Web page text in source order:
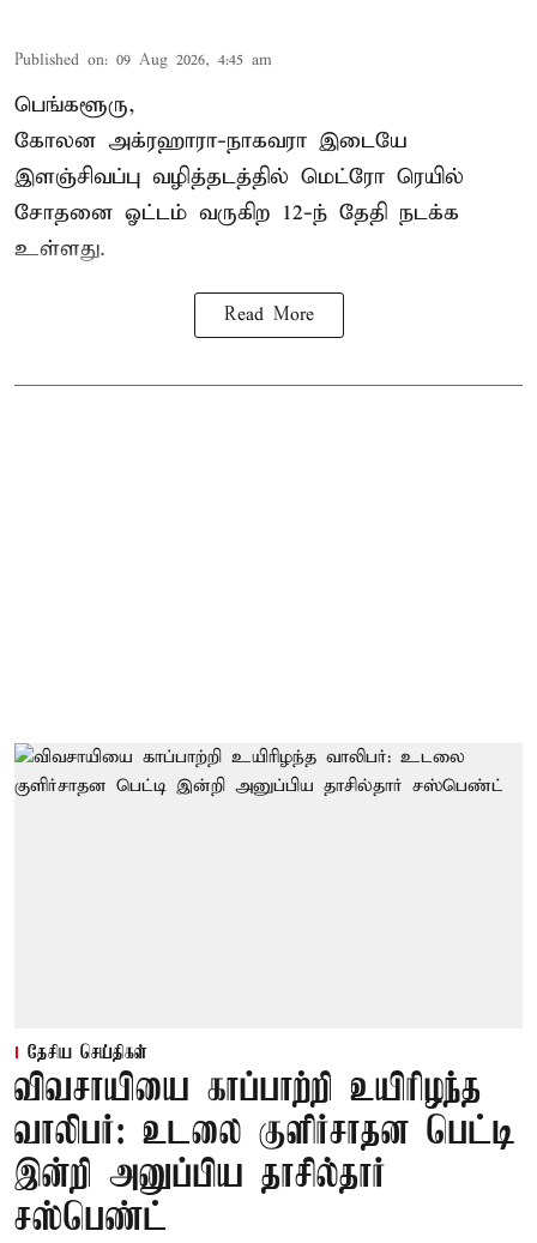
Published on: 09 Aug 2026, 4:45 am
பெங்களூரு,
கோலன அக்ரஹாரா-நாகவரா இடையே
இளஞ்சிவப்பு வழித்தடத்தில் மெட்ரோ ரெயில்
சோதனை ஓட்டம் வருகிற 12-ந் தேதி நடக்க
உள்ளது.
Read More
தேசிய செய்திகள்
விவசாயியை காப்பாற்றி உயிரிழந்த
வாலிபர்: உடலை குளிர்சாதன பெட்டி
இன்றி அனுப்பிய தாசில்தார்
சஸ்பெண்ட்